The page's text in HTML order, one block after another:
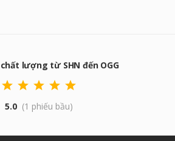
lượng từ SHN đến OGG
5.0 (1 phiếu bầu)